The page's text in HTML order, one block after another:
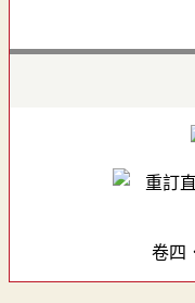
卷四